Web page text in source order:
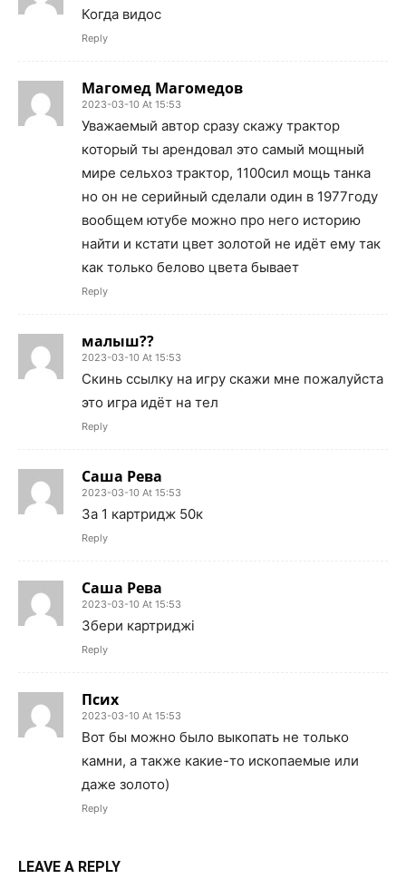
Когда видос
Reply
Магомед Магомедов
2023-03-10 At 15:53
Уважаемый автор сразу скажу трактор
который ты арендовал это самый мощный
мире сельхоз трактор, 1100сил мощь танка
но он не серийный сделали один в 1977году
вообщем ютубе можно про него историю
найти и кстати цвет золотой не идёт ему так
как только белово цвета бывает
Reply
малыш??
2023-03-10 At 15:53
Скинь ссылку на игру скажи мне пожалуйста
это игра идёт на тел
Reply
Саша Рева
2023-03-10 At 15:53
За 1 картридж 50к
Reply
Саша Рева
2023-03-10 At 15:53
Збери картриджі
Reply
Псих
2023-03-10 At 15:53
Вот бы можно было выкопать не только
камни, а также какие-то ископаемые или
даже золото)
Reply
LEAVE A REPLY